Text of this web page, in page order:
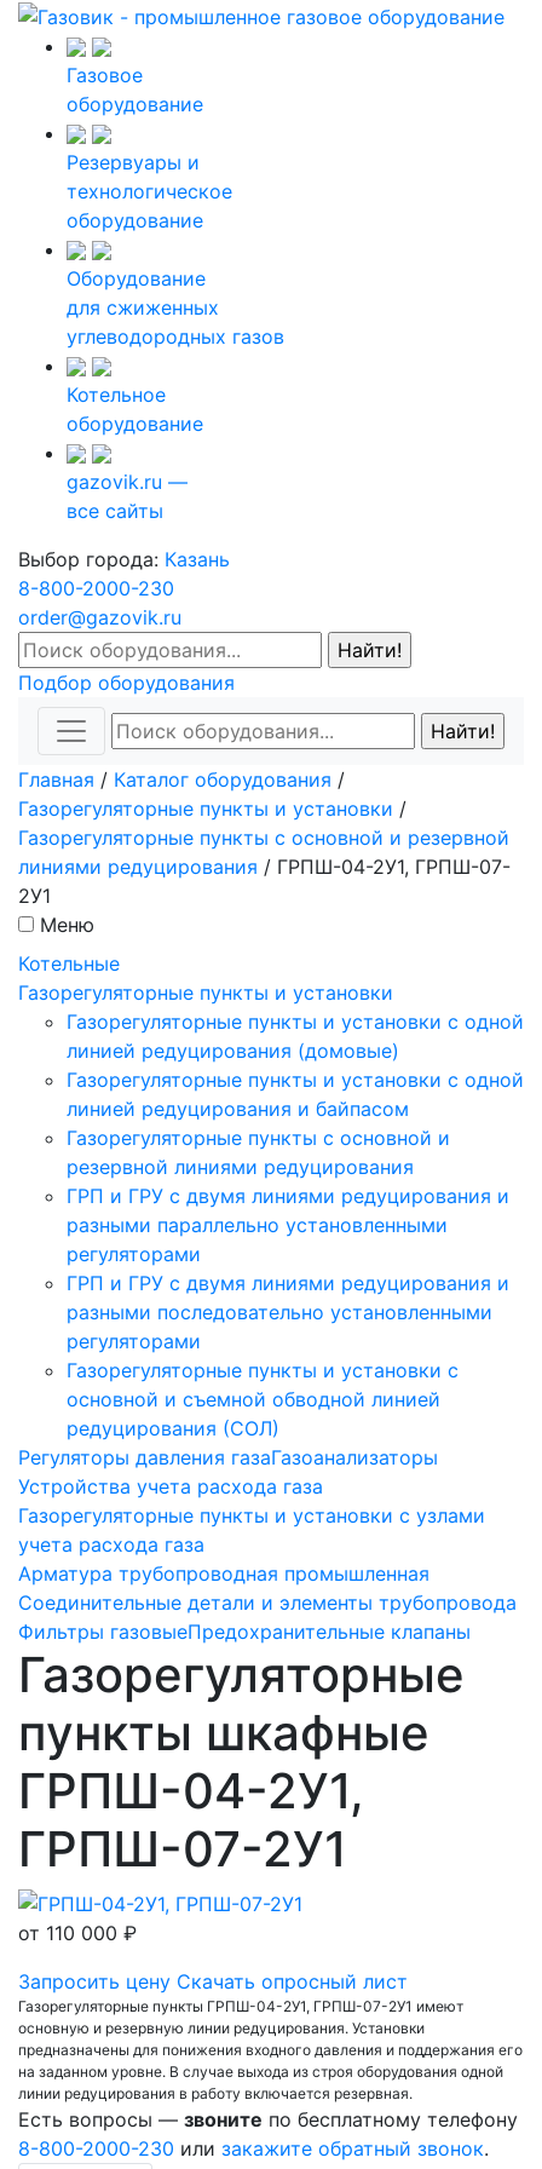
Газовое
оборудование
Резервуары и
технологическое
оборудование
Оборудование
для сжиженных
углеводородных газов
Котельное
оборудование
gazovik.ru —
все сайты
Выбор города: Казань
8-800-2000-230
order@gazovik.ru
Подбор оборудования
Главная / Каталог оборудования /
Газорегуляторные пункты и установки /
Газорегуляторные пункты с основной и резервной
линиями редуцирования / ГРПШ-04-2У1, ГРПШ-07-
2У1
Меню
Котельные
Газорегуляторные пункты и установки
Газорегуляторные пункты и установки с одной
линией редуцирования (домовые)
Газорегуляторные пункты и установки с одной
линией редуцирования и байпасом
Газорегуляторные пункты с основной и
резервной линиями редуцирования
ГРП и ГРУ с двумя линиями редуцирования и
разными параллельно установленными
регуляторами
ГРП и ГРУ с двумя линиями редуцирования и
разными последовательно установленными
регуляторами
Газорегуляторные пункты и установки с
основной и съемной обводной линией
редуцирования (СОЛ)
Регуляторы давления газаГазоанализаторы
Устройства учета расхода газа
Газорегуляторные пункты и установки с узлами
учета расхода газа
Арматура трубопроводная промышленная
Соединительные детали и элементы трубопровода
Фильтры газовыеПредохранительные клапаны
Газорегуляторные
пункты шкафные
ГРПШ-04-2У1,
ГРПШ-07-2У1
от 110 000 ₽
Запросить цену Скачать опросный лист
Газорегуляторные пункты ГРПШ-04-2У1, ГРПШ-07-2У1 имеют
основную и резервную линии редуцирования. Установки
предназначены для понижения входного давления и поддержания его
на заданном уровне. В случае выхода из строя оборудования одной
линии редуцирования в работу включается резервная.
Есть вопросы — звоните по бесплатному телефону
8-800-2000-230 или закажите обратный звонок.